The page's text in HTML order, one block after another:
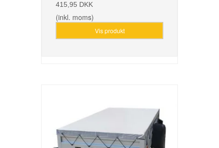
415,95 DKK
(inkl. moms)
Vis produkt